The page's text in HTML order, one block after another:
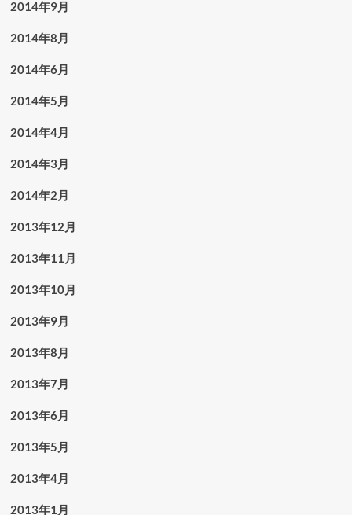
2014年9月
2014年8月
2014年6月
2014年5月
2014年4月
2014年3月
2014年2月
2013年12月
2013年11月
2013年10月
2013年9月
2013年8月
2013年7月
2013年6月
2013年5月
2013年4月
2013年1月